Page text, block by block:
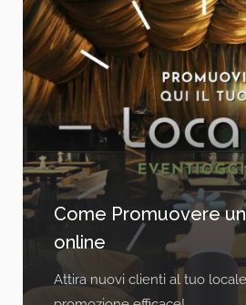
Come Promuovere
online
Attira nuovi clienti al tuo